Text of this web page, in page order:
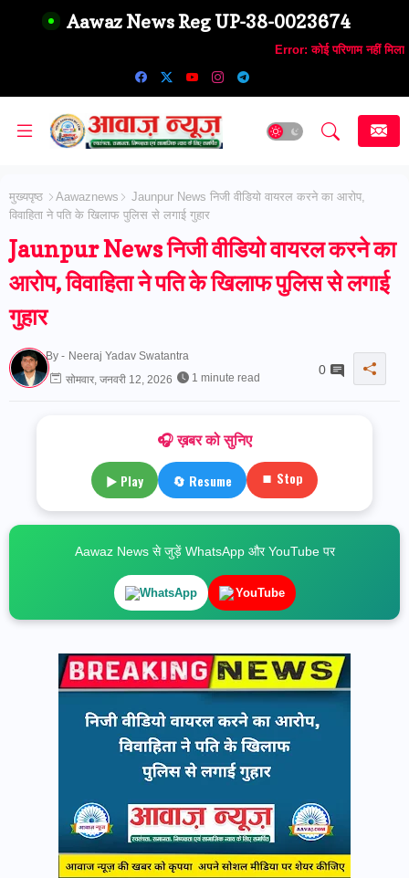
Aawaz News Reg UP-38-0023674
Error: कोई परिणाम नहीं मिला
मुख्यपृष्ठ Aawaznews
Jaunpur News निजी वीडियो वायरल करने का आरोप,
विवाहिता ने पति के खिलाफ पुलिस से लगाई गुहार
Jaunpur News निजी वीडियो वायरल करने का
आरोप, विवाहिता ने पति के खिलाफ पुलिस से लगाई
गुहार
By - Neeraj Yadav Swatantra
सोमवार, जनवरी 12, 2026
1 minute read
0
🎧 ख़बर को सुनिए
▶ Play 🔄 Resume ⏹ Stop
Aawaz News से जुड़ें WhatsApp और YouTube पर
WhatsApp YouTube